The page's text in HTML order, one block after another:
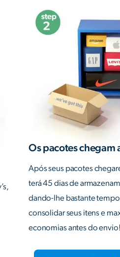
Os pacotes chegam
Após seus pacotes
terá 45 dias de
dando-lhe bastante
consolidar seus itens e
economias antes do envio!